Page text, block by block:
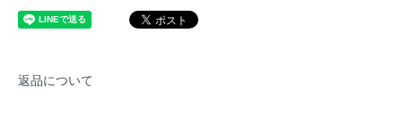
返品について